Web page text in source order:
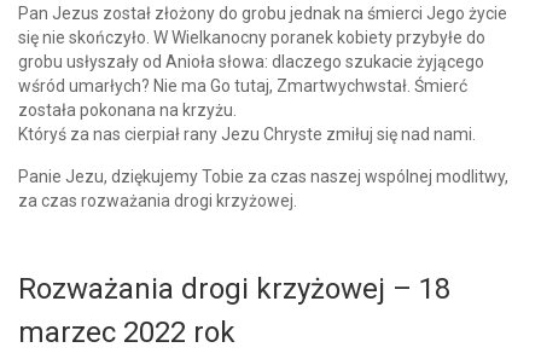
Pan Jezus został złożony do grobu jednak na śmierci Jego życie
się nie skończyło. W Wielkanocny poranek kobiety przybyłe do
grobu usłyszały od Anioła słowa: dlaczego szukacie żyjącego
wśród umarłych? Nie ma Go tutaj, Zmartwychwstał. Śmierć
została pokonana na krzyżu.
Któryś za nas cierpiał rany Jezu Chryste zmiłuj się nad nami.
Panie Jezu, dziękujemy Tobie za czas naszej wspólnej modlitwy,
za czas rozważania drogi krzyżowej.
Rozważania drogi krzyżowej – 18
marzec 2022 rok